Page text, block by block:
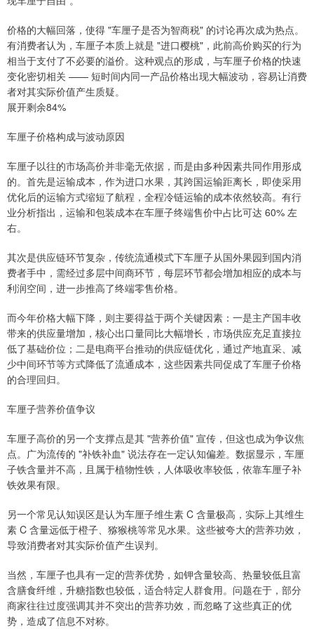
价格的大幅回落，使得 "车厘子是否为智商税" 的讨论再次成为热点。
有消费者认为，车厘子本质上就是 "进口樱桃"，此前高价购买的行为
相当于支付了不必要的溢价。这种观点的形成，与车厘子价格的快速
变化密切相关 —— 短时间内同一产品价格出现大幅波动，容易让消费
者对其实际价值产生质疑。
展开剩余84%
车厘子价格构成与波动原因
车厘子以往的市场高价并非毫无依据，而是由多种因素共同作用形成
的。首先是运输成本，作为进口水果，其跨国运输距离长，即使采用
优化后的运输方式缩短了航程，全程冷链运输的成本依然较高。有行
业分析指出，运输和包装成本在车厘子终端售价中占比可达 60% 左
右。
其次是供应链环节复杂，传统流通模式下车厘子从国外果园到国内消
费者手中，需经过多层中间商环节，每层环节都会增加相应的成本与
利润空间，进一步推高了终端零售价格。
而今年价格大幅下降，则主要得益于两个关键因素：一是主产国丰收
带来的供应量增加，核心出口量同比大幅增长，市场供应充足直接拉
低了基础价位；二是电商平台推动的供应链优化，通过产地直采、减
少中间环节等方式降低了流通成本，这些因素共同促成了车厘子价格
的合理回归。
车厘子营养价值争议
车厘子高价的另一个支撑点是其 "营养价值" 宣传，但这也成为争议焦
点。广为流传的 "补铁补血" 说法存在一定认知偏差。数据显示，车厘
子铁含量并不高，且属于植物性铁，人体吸收率较低，依靠车厘子补
铁效果有限。
另一个常见认知误区是认为车厘子维生素 C 含量极高，实际上其维生
素 C 含量远低于橙子、猕猴桃等常见水果。这些被夸大的营养功效，
导致消费者对其实际价值产生误判。
当然，车厘子也具有一定的营养优势，如钾含量较高、热量较低且富
含膳食纤维，升糖指数也较低，适合特定人群食用。问题在于，部分
商家往往过度强调其并不突出的营养功效，而忽略了这些真正的优
势，造成了信息不对称。